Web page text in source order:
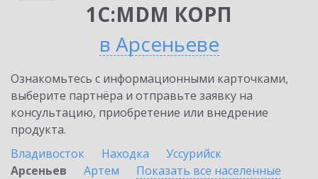
1С:MDM КОРП
в Арсеньеве
Ознакомьтесь с информационными карточками,
выберите партнёра и отправьте заявку на
консультацию, приобретение или внедрение
продукта.
Владивосток
Находка
Уссурийск
Арсеньев
Артем
Показать все населенные